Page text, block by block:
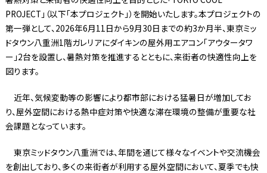
PROJECT」（以下「本プロジェクト」）を開始いたします。本プロジェクトの
第一弾として、2026年6月11日から9月30日までの約3か月半、東京ミッ
ドタウン八重洲1階ガレリアにダイキンの屋外用エアコン「アウタータワ
ー」2台を設置し、暑熱対策を推進するとともに、来街者の快適性向上を
図ります。
近年、気候変動等の影響により都市部における猛暑日が増加してお
り、屋外空間における熱中症対策や快適な滞在環境の整備が重要な社
会課題となっています。
東京ミッドタウン八重洲では、年間を通じて様々なイベントや交流機会
を創出しており、多くの来街者が利用する屋外空間において、夏季でも快